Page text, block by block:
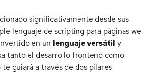
significativamente desde sus
lenguaje de scripting para páginas
en un lenguaje versátil y
tanto el desarrollo frontend como
te guiará a través de dos pilares